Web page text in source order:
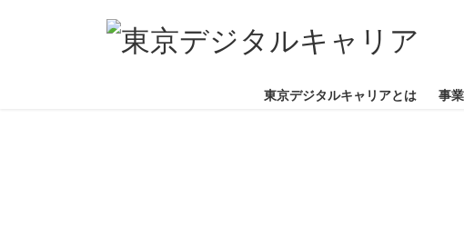
東京デジタルキャリアとは 事